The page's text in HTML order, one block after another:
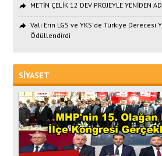
METİN ÇELİK 12 DEV PROJEYLE YENİDEN
Vali Erin LGS ve YKS'de Türkiye Derecesi
Ödüllendirdi
SİYASET